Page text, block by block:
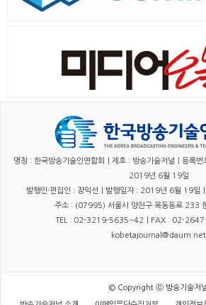
명칭 : 한국방송기술인연합회｜제호 : 방송기술저널｜등록
2019년 6월 19일
발행인·편집인 : 장익선｜발행일자 : 2019년 6월 19일
주소 : (07995) 서울시 양천구 목동동로 233
TEL : 02-3219-5635~42｜FAX : 02-
kobetajournal@daum.net
© Copyright ⓒ 방송기술저